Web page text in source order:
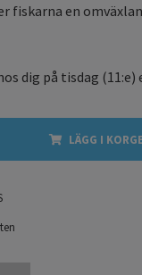
fiskarna en
dig på tisdag (11:e)
LÄGG I